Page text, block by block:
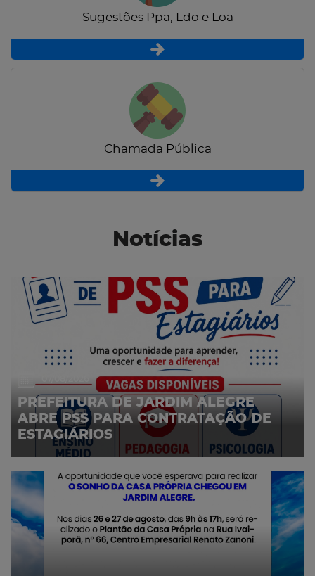
Sugestões Ppa, Ldo e Loa
Chamada Pública
Notícias
PREFEITURA DE JARDIM ALEGRE
ABRE PSS PARA CONTRATAÇÃO DE
ESTAGIÁRIOS